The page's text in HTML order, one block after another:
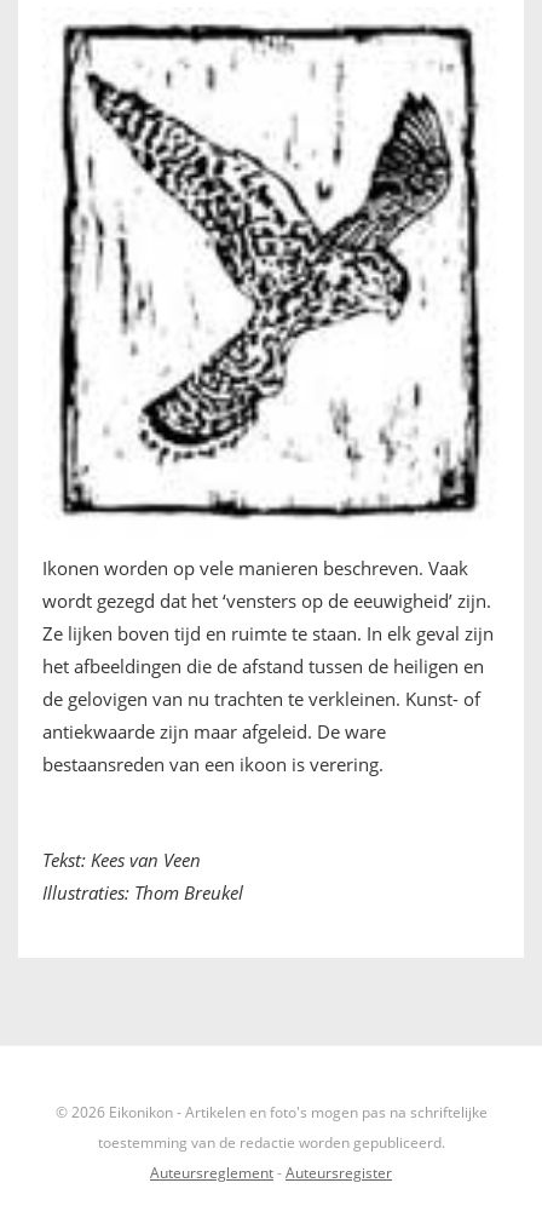
Ikonen worden op vele manieren beschreven. Vaak
wordt gezegd dat het ‘vensters op de eeuwigheid’ zijn.
Ze lijken boven tijd en ruimte te staan. In elk geval zijn
het afbeeldingen die de afstand tussen de heiligen en
de gelovigen van nu trachten te verkleinen. Kunst- of
antiekwaarde zijn maar afgeleid. De ware
bestaansreden van een ikoon is verering.
Tekst: Kees van Veen
Illustraties: Thom Breukel
© 2026 Eikonikon - Artikelen en foto's mogen pas na schriftelijke
toestemming van de redactie worden gepubliceerd.
Auteursreglement-Auteursregister